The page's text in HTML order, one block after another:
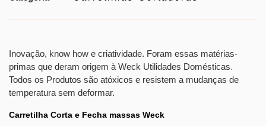
Inovação, know how e criatividade. Foram essas matérias-
primas que deram origem à Weck Utilidades Domésticas.
Todos os Produtos são atóxicos e resistem a mudanças de
temperatura sem deformar.
Carretilha Corta e Fecha massas Weck